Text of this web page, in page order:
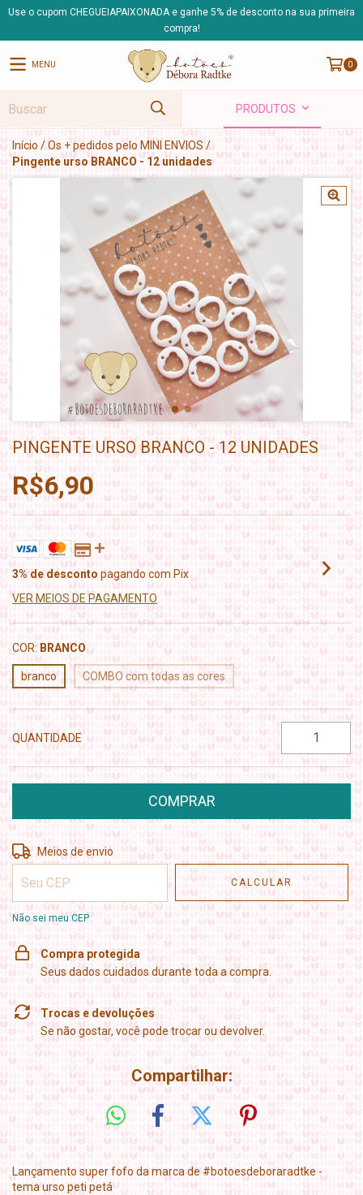
Use o cupom CHEGUEIAPAIXONADA e ganhe 5% de desconto na sua primeira
compra!
MENU 0
PRODUTOS
Início /Os + pedidos pelo MINI ENVIOS /
Pingente urso BRANCO - 12 unidades
PINGENTE URSO BRANCO - 12 UNIDADES
R$6,90
3% de desconto pagando com Pix
VER MEIOS DE PAGAMENTO
COR:BRANCO
branco COMBO com todas as cores
QUANTIDADE
Entregas para o CEP: ALTERAR CEP
Meios de envio
CALCULAR
Não sei meu CEP
Compra protegida
Seus dados cuidados durante toda a compra.
Trocas e devoluções
Se não gostar, você pode trocar ou devolver.
Compartilhar:
Lançamento super fofo da marca de #botoesdeboraradtke -
tema urso peti petá